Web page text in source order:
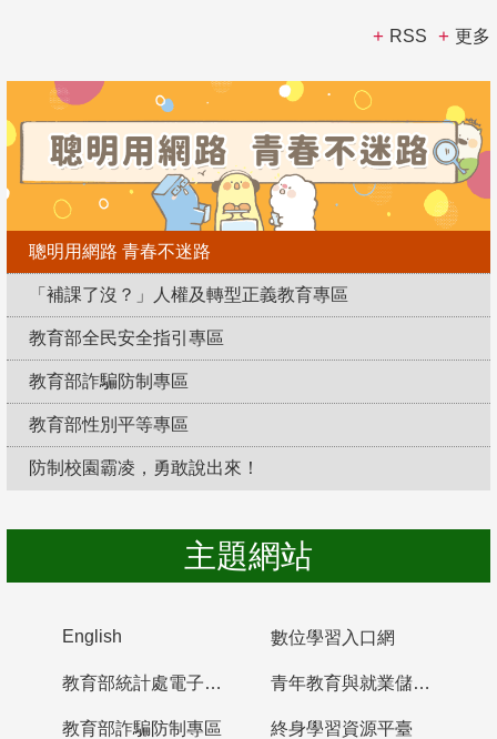
RSS 更多
聰明用網路 青春不迷路
「補課了沒？」人權及轉型正義教育專區
教育部全民安全指引專區
教育部詐騙防制專區
教育部性別平等專區
防制校園霸凌，勇敢說出來！
主題網站
English 數位學習入口網
教育部統計處電子書櫃 青年教育與就業儲蓄帳戶
教育部詐騙防制專區 終身學習資源平臺